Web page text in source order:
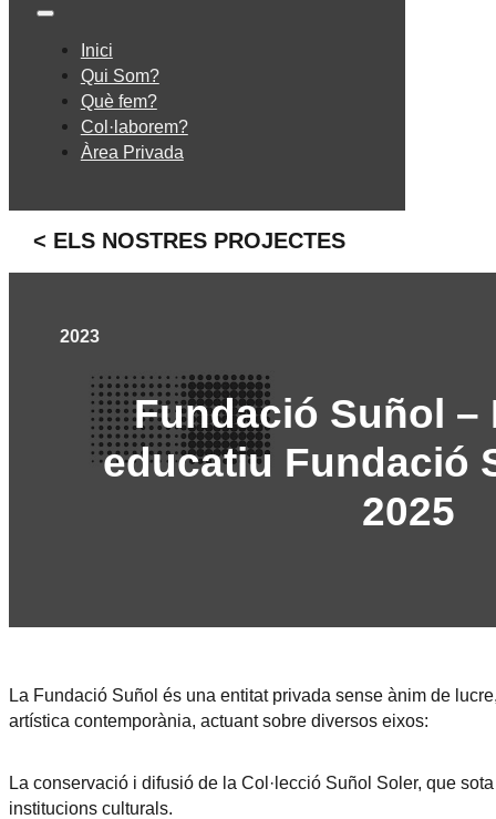
Inici
Qui Som?
Què fem?
Col·laborem?
Àrea Privada
< ELS NOSTRES PROJECTES
2023
Fundació Suñol –
educatiu Fundació
2025
La Fundació Suñol és una entitat privada sense ànim de
artística contemporània, actuant sobre diversos eixos:
La conservació i difusió de la Col·lecció Suñol Soler, que
institucions culturals.